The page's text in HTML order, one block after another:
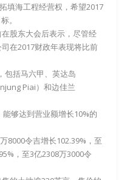
填海工程经营权，希望2017
。
股东大会后表示，尽管经
在2017财政年表现将比前
包括马六甲、英达岛
Piai）和边佳兰
够达到营业额增长10%的
8000令吉增长102.39%，至
，至3亿2308万3000令